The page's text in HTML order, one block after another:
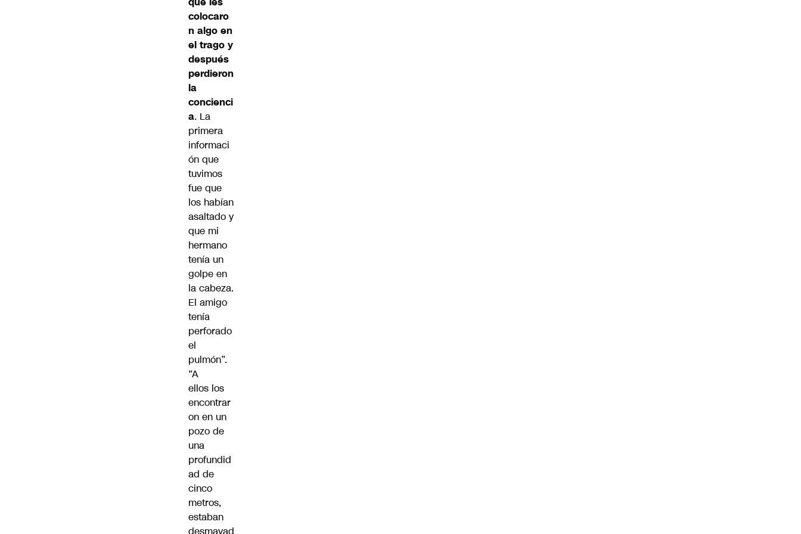
colocaro
n algo en
el trago y
después
perdieron
la
concienci
a. La
primera
informaci
ón que
tuvimos
fue que
los habían
asaltado y
que mi
hermano
tenía un
golpe en
la cabeza.
El amigo
tenía
perforado
el
pulmón”.
“A
ellos los
encontrar
on en un
pozo de
una
profundid
ad de
cinco
metros,
estaban
desmayad